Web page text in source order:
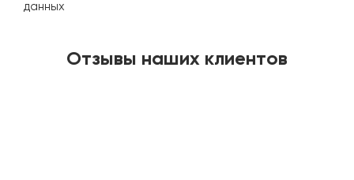
данных
Отзывы наших клиентов